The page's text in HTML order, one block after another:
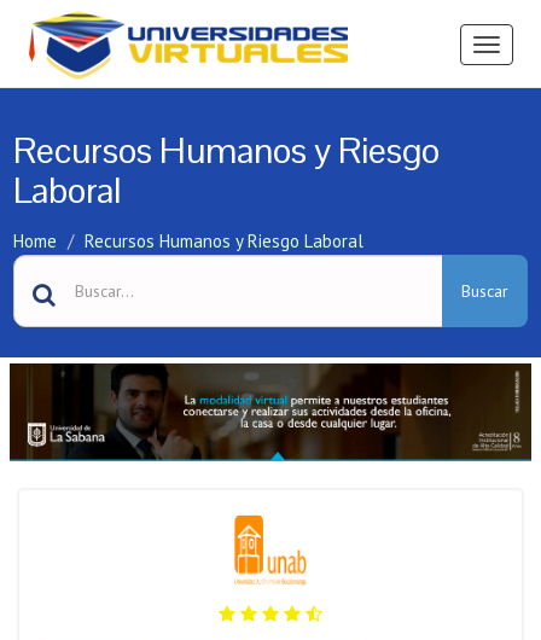
Ver
Recursos Humanos y Riesgo
Laboral
Home Recursos Humanos y Riesgo Laboral
Buscar